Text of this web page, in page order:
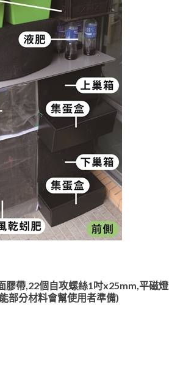
膠帶,22個自攻螺絲1吋x25mm,平磁
部分材料會幫使用者準備)